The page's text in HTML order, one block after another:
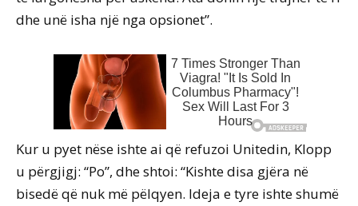
dhe unë isha një nga opsionet”.
Kur u pyet nëse ishte ai që refuzoi Unitedin, Klopp
u përgjigj: “Po”, dhe shtoi: “Kishte disa gjëra në
bisedë që nuk më pëlqyen. Ideja e tyre ishte shumë